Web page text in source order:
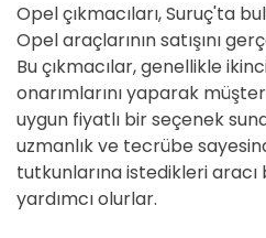
Opel çıkmacıları, Suruç'ta
Opel araçlarının satışını
Bu çıkmacılar, genellikle
onarımlarını yaparak
uygun fiyatlı bir seçenek
uzmanlık ve tecrübe
tutkunlarına istedikleri
yardımcı olurlar.